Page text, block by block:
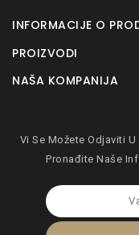
INFORMACIJE O
PROIZVODI
NAŠA KOMPANIJA
Vi Se Možete Odjaviti
Pronađite Naše